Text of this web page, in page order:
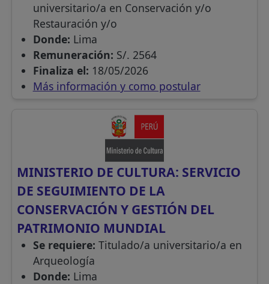
universitario/a en Conservación y/o
Restauración y/o
Donde: Lima
Remuneración: S/. 2564
Finaliza el: 18/05/2026
Más información y como postular
MINISTERIO DE CULTURA: SERVICIO
DE SEGUIMIENTO DE LA
CONSERVACIÓN Y GESTIÓN DEL
PATRIMONIO MUNDIAL
Se requiere: Titulado/a universitario/a en
Arqueología
Donde: Lima